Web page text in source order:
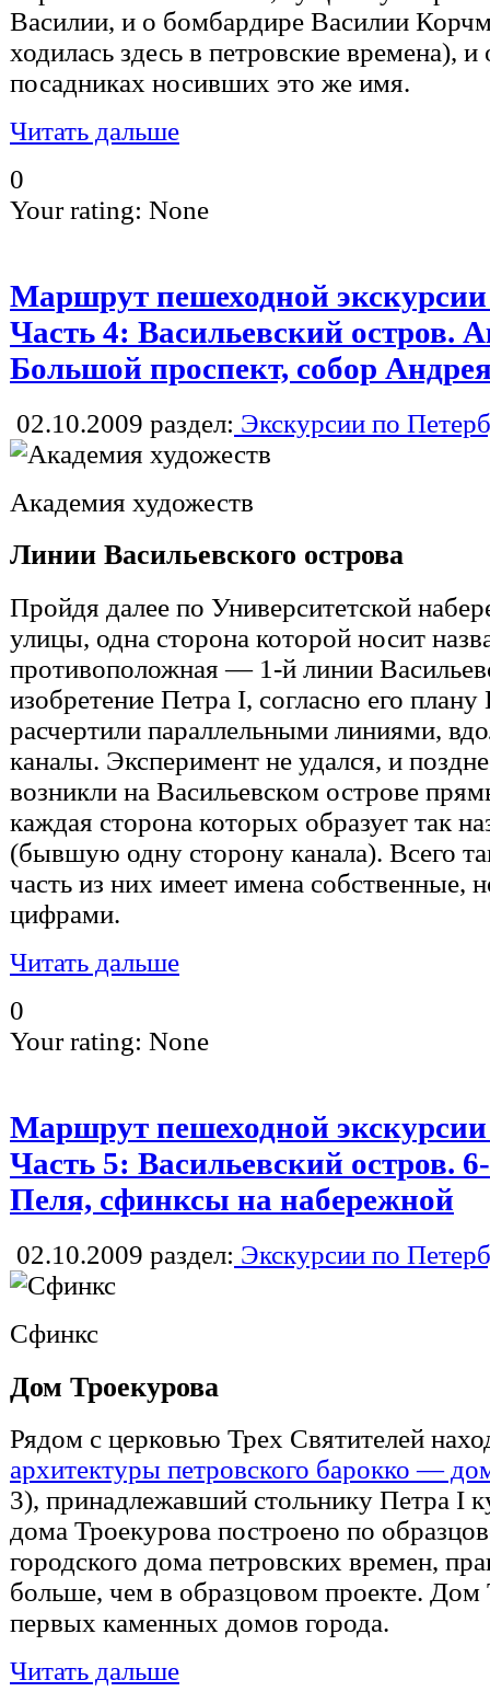
Василии, и о бомбардире Василии
ходилась здесь в петровские времена),
посадниках носивших это же имя.
Читать дальше
0
Your rating: None
Маршрут пешеходной экскурсии
Часть 4: Васильевский остров.
Большой проспект, собор
02.10.2009 раздел: Экскурсии по
Академия художеств
Линии Васильевского острова
Пройдя далее по Университетской
улицы, одна сторона которой носит
противоположная — 1-й линии
изобретение Петра I, согласно его
расчертили параллельными линиями,
каналы. Эксперимент не удался, и
возникли на Васильевском острове
каждая сторона которых образует так
(бывшую одну сторону канала). Всего
часть из них имеет имена собственные,
цифрами.
Читать дальше
0
Your rating: None
Маршрут пешеходной экскурсии
Часть 5: Васильевский остров.
Пеля, сфинксы на набережной
02.10.2009 раздел: Экскурсии по
Сфинкс
Дом Троекурова
Рядом с церковью Трех Святителей
архитектуры петровского барокко —
3), принадлежавший стольнику Петра I
дома Троекурова построено по
городского дома петровских времен,
больше, чем в образцовом проекте. Дом
первых каменных домов города.
Читать дальше